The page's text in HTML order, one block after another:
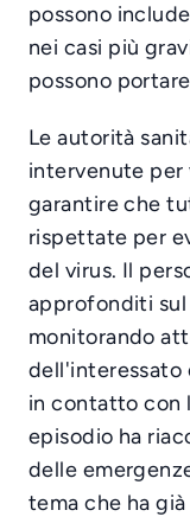
possono
nei casi più
possono
Le autorità
intervenute per
garantire che
rispettate per
del virus. Il
approfonditi sul
monitorando
dell'interessato
in contatto con
episodio ha
delle
tema che ha